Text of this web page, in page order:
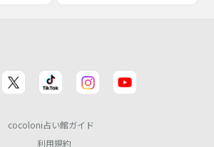
cocoloni占い館ガイド
利用規約